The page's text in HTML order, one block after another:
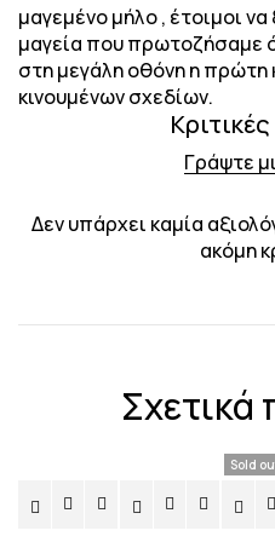
μαγεμένο μήλο , έτοιμοι
μαγεία που πρωτοζήσαμε
στη μεγάλη οθόνη η πρώτη
κινουμένων σχεδίων.
Γράψτε
Δεν υπάρχει καμία
ακόμη
Σχετικά
Sold